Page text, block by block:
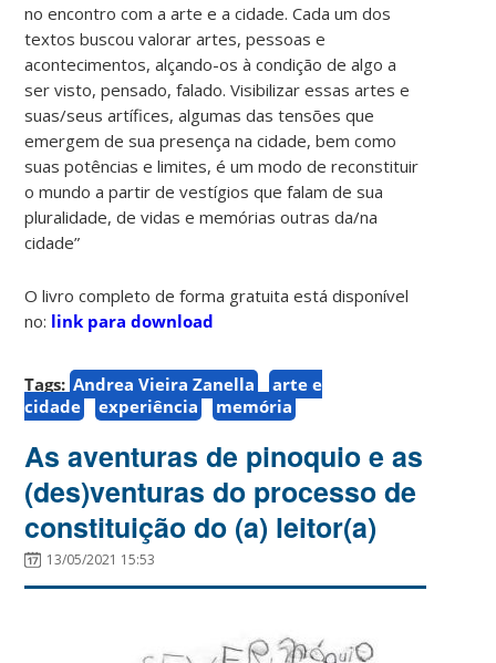
no encontro com a arte e a cidade. Cada um dos
textos buscou valorar artes, pessoas e
acontecimentos, alçando-os à condição de algo a
ser visto, pensado, falado. Visibilizar essas artes e
suas/seus artífices, algumas das tensões que
emergem de sua presença na cidade, bem como
suas potências e limites, é um modo de reconstituir
o mundo a partir de vestígios que falam de sua
pluralidade, de vidas e memórias outras da/na
cidade”
O livro completo de forma gratuita está disponível
no: link para download
Tags: Andrea Vieira Zanella
arte e
cidade
experiência memória
As aventuras de pinoquio e as
(des)venturas do processo de
constituição do (a) leitor(a)
13/05/2021 15:53